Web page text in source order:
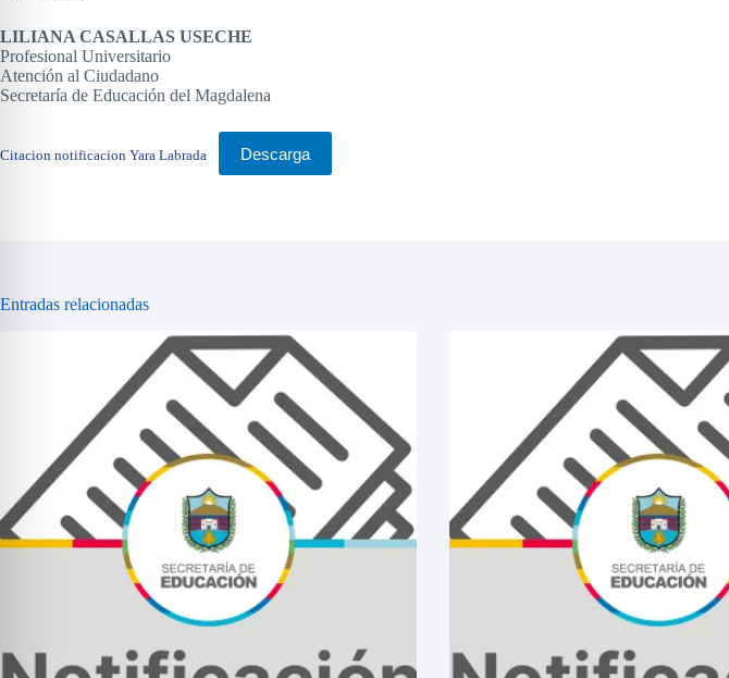
LILIANA CASALLAS USECHE
Profesional Universitario
Atención al Ciudadano
Secretaría de Educación del Magdalena
Citacion notificacion Yara Labrada Descarga
Entradas relacionadas